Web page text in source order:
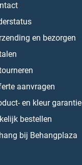
en bezorgen
aanvragen
en kleur garantie
bestellen
bij Behangplaza